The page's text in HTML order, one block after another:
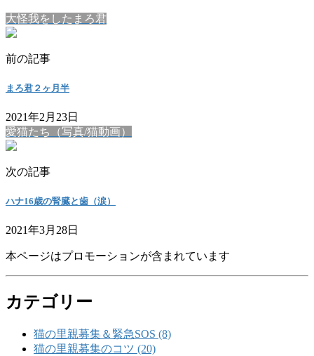
大怪我をしたまろ君
前の記事
まろ君２ヶ月半
2021年2月23日
愛猫たち（写真/猫動画）
次の記事
ハナ16歳の腎臓と歯（涙）
2021年3月28日
本ページはプロモーションが含まれています
カテゴリー
猫の里親募集＆緊急SOS (8)
猫の里親募集のコツ (20)